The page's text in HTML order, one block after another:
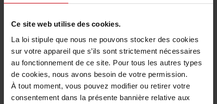
Ce site web utilise des cookies.
La loi stipule que nous ne pouvons stocker des cookies
sur votre appareil que s’ils sont strictement nécessaires
au fonctionnement de ce site. Pour tous les autres types
de cookies, nous avons besoin de votre permission.
À tout moment, vous pouvez modifier ou retirer votre
consentement dans la présente bannière relative aux